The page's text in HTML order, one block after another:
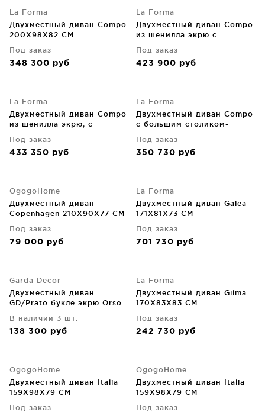
La Forma
Двухместный диван Compo
200X98X82 CM
Под заказ
348 300 руб
La Forma
Двухместный диван Compo
из шенилла экрю с
подносом под дубовый
шпон и бежевым
Под заказ
423 900 руб
La Forma
Двухместный диван Compo
из шенилла экрю, с
дубового шпона и
бежевым металлическим
Под заказ
433 350 руб
La Forma
Двухместный диван Compo
с большим столиком-
металлическим каркасом
200X98X82 CM
Под заказ
350 730 руб
OgogoHome
Двухместный диван
Copenhagen 210X90X77 CM
Под заказ
79 000 руб
La Forma
Двухместный диван Galea
171X81X73 CM
Под заказ
701 730 руб
Garda Decor
Двухместный диван
GD/Prato букле экрю Orso
В наличии 3 шт.
138 300 руб
La Forma
Двухместный диван Gilma
170X83X83 CM
Под заказ
242 730 руб
OgogoHome
Двухместный диван Italia
159X98X79 CM
Под заказ
OgogoHome
Двухместный диван Italia
159X98X79 CM
Под заказ